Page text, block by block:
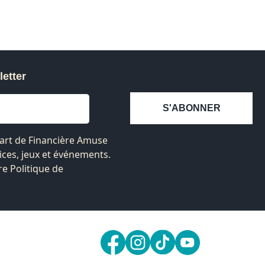
de Financière Amuse
jeux et événements.
Politique de
S'ABONNER